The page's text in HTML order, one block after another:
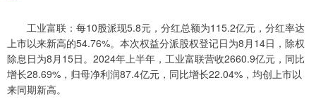
工业富联：每10股派现5.8元，分红总额为115.2亿元，分红率达
上市以来新高的54.76%。本次权益分派股权登记日为8月14日，除权
除息日为8月15日。2024年上半年，工业富联营收2660.9亿元，同比
增长28.69%，归母净利润87.4亿元，同比增长22.04%，均创上市以
来同期新高。